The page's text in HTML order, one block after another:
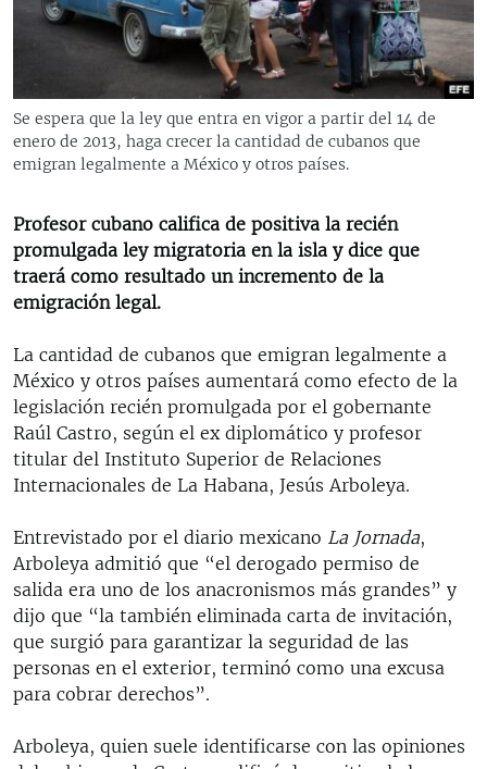
RADIO MARTÍ
ESPECIALES
LA REALIDAD DE LA VIVIENDA EN CUBA
SER VIEJO EN CUBA
KENTU-CUBANO
LOS SANTOS DE HIALEAH
DESINFORMACIÓN RUSA EN AMÉRICA LATINA
MULTIMEDIA
EDITORIALES
Se espera que la ley que entra en vigor a partir del 14 de
enero de 2013, haga crecer la cantidad de cubanos que
emigran legalmente a México y otros países.
Profesor cubano califica de positiva la recién
promulgada ley migratoria en la isla y dice que
traerá como resultado un incremento de la
emigración legal.
La cantidad de cubanos que emigran legalmente a
México y otros países aumentará como efecto de la
legislación recién promulgada por el gobernante
Raúl Castro, según el ex diplomático y profesor
titular del Instituto Superior de Relaciones
Internacionales de La Habana, Jesús Arboleya.
Entrevistado por el diario mexicano La Jornada,
Arboleya admitió que “el derogado permiso de
salida era uno de los anacronismos más grandes” y
dijo que “la también eliminada carta de invitación,
que surgió para garantizar la seguridad de las
personas en el exterior, terminó como una excusa
para cobrar derechos”.
Arboleya, quien suele identificarse con las opiniones